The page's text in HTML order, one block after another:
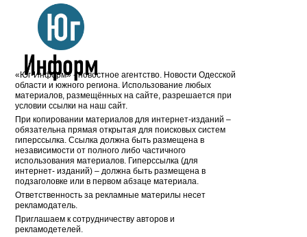
«Юг-Информ» - новостное агентство. Новости Одесской
области и южного региона. Использование любых
материалов, размещённых на сайте, разрешается при
условии ссылки на наш сайт.
При копировании материалов для интернет-изданий –
обязательна прямая открытая для поисковых систем
гиперссылка. Ссылка должна быть размещена в
независимости от полного либо частичного
использования материалов. Гиперссылка (для
интернет- изданий) – должна быть размещена в
подзаголовке или в первом абзаце материала.
Ответственность за рекламные материлы несет
рекламодатель.
Приглашаем к сотрудничеству авторов и
рекламодетелей.